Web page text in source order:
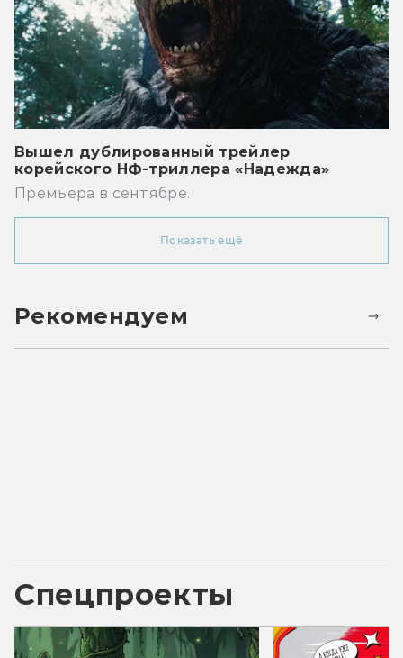
Вышел дублированный трейлер
корейского НФ-триллера «Надежда»
Премьера в сентябре.
Показать ещё
Рекомендуем
Спецпроекты